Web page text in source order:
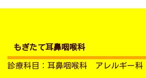
もぎたて耳鼻咽喉科
診療科目：耳鼻咽喉科 アレルギー科